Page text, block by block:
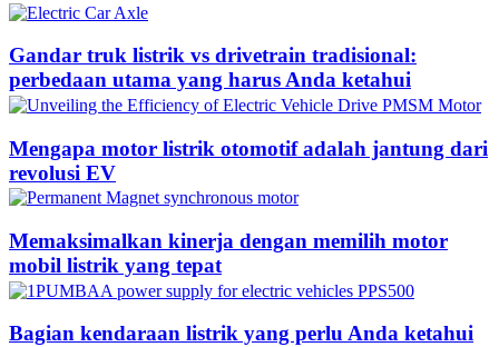
Gandar truk listrik vs drivetrain tradisional:
perbedaan utama yang harus Anda ketahui
Mengapa motor listrik otomotif adalah jantung dari
revolusi EV
Memaksimalkan kinerja dengan memilih motor
mobil listrik yang tepat
Bagian kendaraan listrik yang perlu Anda ketahui